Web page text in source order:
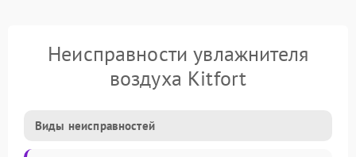
Неисправности увлажнителя
воздуха Kitfort
Виды неисправностей